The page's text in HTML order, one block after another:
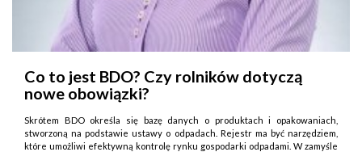
Co to jest BDO? Czy rolników dotyczą
nowe obowiązki?
Skrótem BDO określa się bazę danych o produktach i opakowaniach,
stworzoną na podstawie ustawy o odpadach. Rejestr ma być narzędziem,
które umożliwi efektywną kontrolę rynku gospodarki odpadami. W zamyśle